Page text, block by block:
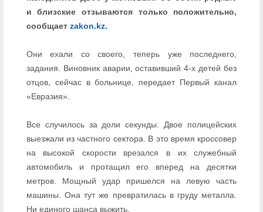
и близские отзываются только положительно,
сообщает zakon.kz.
Они ехали со своего, теперь уже последнего,
задания. Виновник аварии, оставивший 4-х детей без
отцов, сейчас в больнице, передает Первый канал
«Евразия».
Все случилось за доли секунды. Двое полицейских
выезжали из частного сектора. В это время кроссовер
на высокой скорости врезался в их служебный
автомобиль и протащил его вперед на десятки
метров. Мощный удар пришелся на левую часть
машины. Она тут же превратилась в груду металла.
Ни единого шанса выжить.